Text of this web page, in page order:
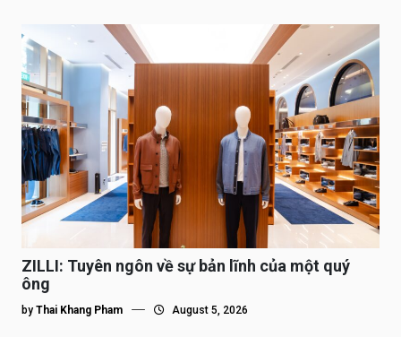
ZILLI: Tuyên ngôn về sự bản lĩnh của một quý
ông
by Thai Khang Pham August 5, 2026